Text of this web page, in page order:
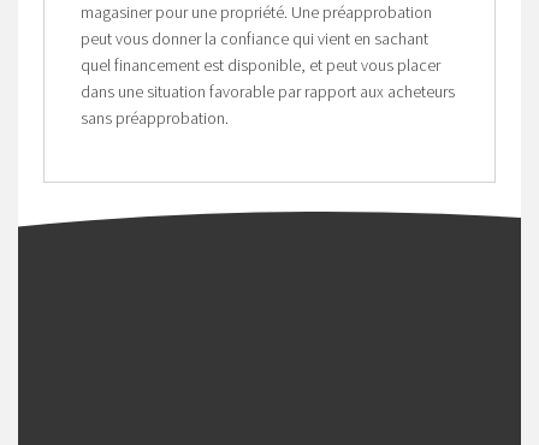
magasiner pour une propriété. Une préapprobation
peut vous donner la confiance qui vient en sachant
quel financement est disponible, et peut vous placer
dans une situation favorable par rapport aux acheteurs
sans préapprobation.